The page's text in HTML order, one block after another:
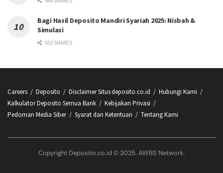
Bagi Hasil Deposito Mandiri Syariah 2025: Nisbah &
Simulasi
652 SHARES
Careers Deposito Disclaimer Situs deposito.co.id
Hubungi Kami
Kalkulator Deposito Semua Bank
Kebijakan Privasi
Pedoman Media Siber
Syarat dan Ketentuan Tentang Kami
Copyright Deposito.co.id © 2025. AWBS Network.